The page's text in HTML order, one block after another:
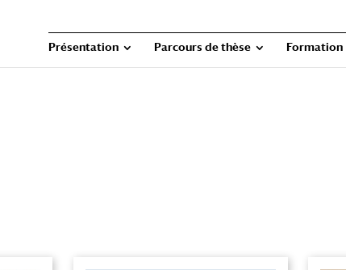
Présentation Parcours de thèse Formation